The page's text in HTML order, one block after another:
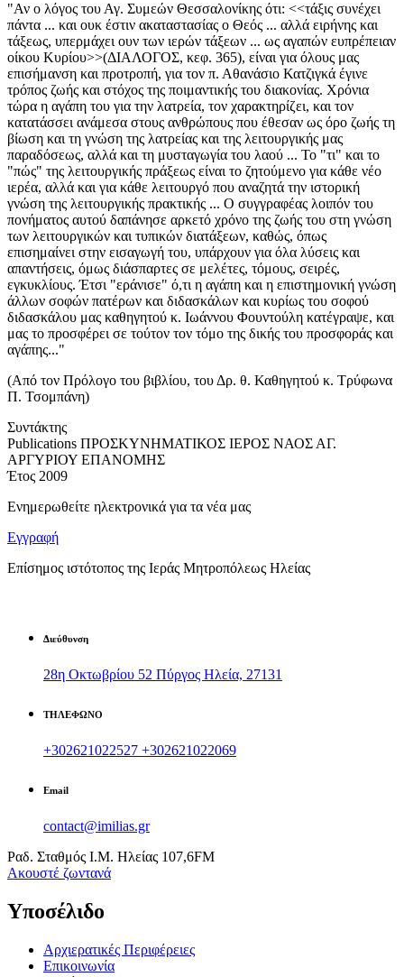
"Αν ο λόγος του Αγ. Συμεών Θεσσαλονίκης ότι: <<τάξις συνέχει
πάντα ... και ουκ έστιν ακαταστασίας ο Θεός ... αλλά ειρήνης και
τάξεως, υπερμάχει ουν των ιερών τάξεων ... ως αγαπών ευπρέπειαν
οίκου Κυρίου>>(ΔΙΑΛΟΓΟΣ, κεφ. 365), είναι για όλους μας
επισήμανση και προτροπή, για τον π. Αθανάσιο Κατζιγκά έγινε
τρόπος ζωής και στόχος της ποιμαντικής του διακονίας. Χρόνια
τώρα η αγάπη του για την λατρεία, τον χαρακτηρίζει, και τον
κατατάσσει ανάμεσα στους ανθρώπους που έθεσαν ως όρο ζωής τη
βίωση και τη γνώση της λατρείας και της λειτουργικής μας
παραδόσεως, αλλά και τη μυσταγωγία του λαού ... Το "τι" και το
"πώς" της λειτουργικής πράξεως είναι το ζητούμενο για κάθε νέο
ιερέα, αλλά και για κάθε λειτουργό που αναζητά την ιστορική
γνώση της λειτουργικής πρακτικής ... Ο συγγραφέας λοιπόν του
πονήματος αυτού δαπάνησε αρκετό χρόνο της ζωής του στη γνώση
των λειτουργικών και τυπικών διατάξεων, καθώς, όπως
επισημαίνει στην εισαγωγή του, υπάρχουν για όλα λύσεις και
απαντήσεις, όμως διάσπαρτες σε μελέτες, τόμους, σειρές,
εγκυκλίους. Έτσι "εράνισε" ό,τι η αγάπη και η επιστημονική γνώση
άλλων σοφών πατέρων και διδασκάλων και κυρίως του σοφού
διδασκάλου μας καθηγητού κ. Ιωάννου Φουντούλη κατέγραψε, και
μας το προσφέρει σε τούτον τον τόμο της δικής του προσφοράς και
αγάπης..."
(Από τον Πρόλογο του βιβλίου, του Δρ. θ. Καθηγητού κ. Τρύφωνα
Π. Τσομπάνη)
Συντάκτης
Publications ΠΡΟΣΚΥΝΗΜΑΤΙΚΟΣ ΙΕΡΟΣ ΝΑΟΣ ΑΓ.
ΑΡΓΥΡΙΟΥ ΕΠΑΝΟΜΗΣ
Έτος 2009
Ενημερωθείτε ηλεκτρονικά για τα νέα μας
Εγγραφή
Επίσημος ιστότοπος της Ιεράς Μητροπόλεως Ηλείας
Διεύθυνση
28η Οκτωβρίου 52 Πύργος Ηλεία, 27131
ΤΗΛΕΦΩΝΟ
+302621022527 +302621022069
Email
contact@imilias.gr
Ραδ. Σταθμός Ι.Μ. Ηλείας 107,6FM
Aκουστέ ζωντανά
Υποσέλιδο
Αρχιερατικές Περιφέρειες
Επικοινωνία